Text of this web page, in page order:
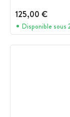
125,00 €
Disponible sous